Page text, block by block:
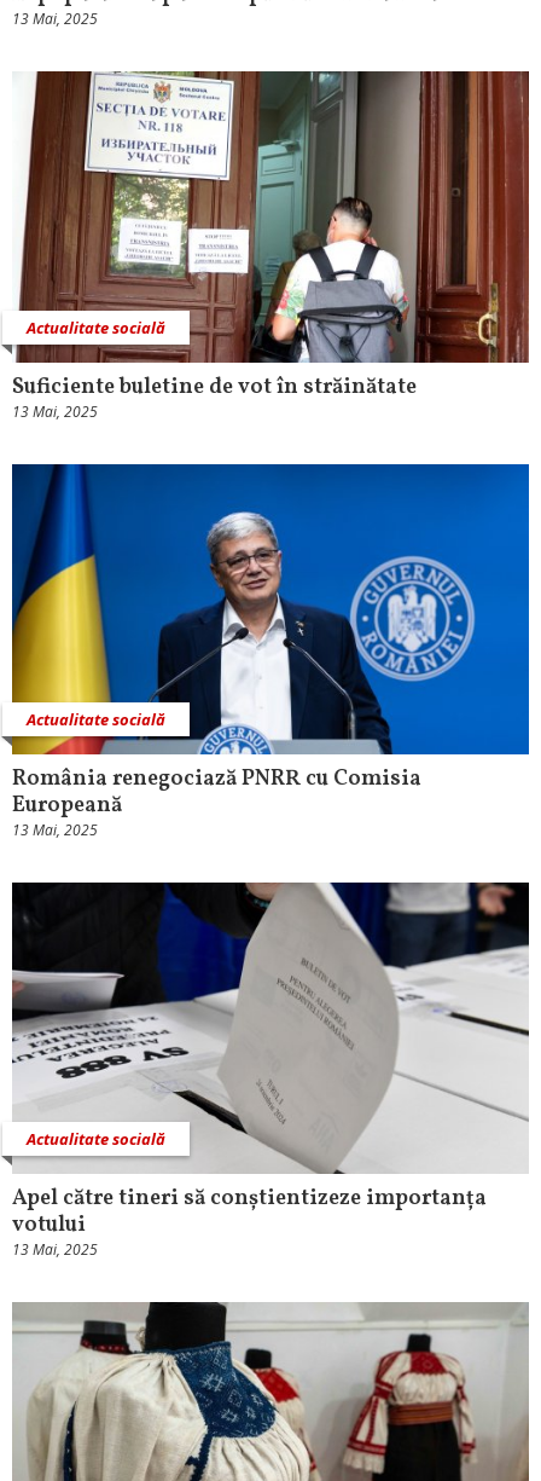
13 Mai, 2025
Actualitate socială
Suficiente buletine de vot în străinătate
13 Mai, 2025
Actualitate socială
România renegociază PNRR cu Comisia
Europeană
13 Mai, 2025
Actualitate socială
Apel către tineri să conștientizeze importanța
votului
13 Mai, 2025